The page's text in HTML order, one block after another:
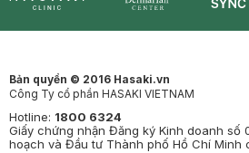
Bản quyền © 2016 Hasaki.vn
Công Ty cổ phần HASAKI VIETNAM
Hotline: 1800 6324
Giấy chứng nhận Đăng ký Kinh doanh số
hoạch và Đầu tư Thành phố Hồ Chí Minh